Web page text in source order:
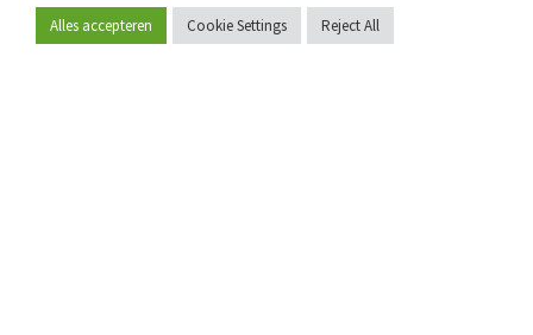
Word lid
Alles accepteren Cookie Settings Reject All